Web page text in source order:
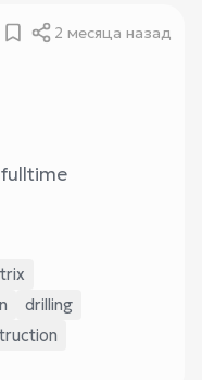
2 месяца назад
fulltime
drilling